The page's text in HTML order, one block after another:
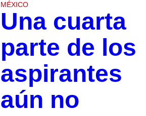
MÉXICO
Una cuarta
parte de los
aspirantes
aún no